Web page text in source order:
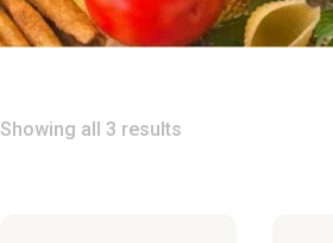
Showing all 3 results